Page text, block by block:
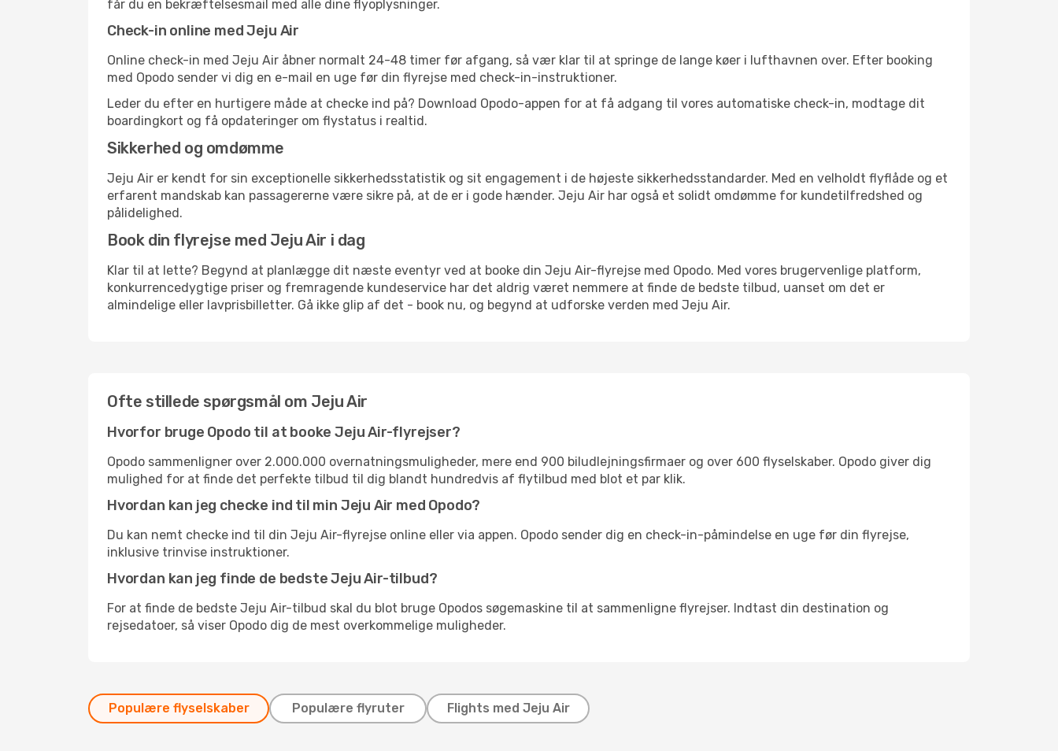
får du en bekræftelsesmail med alle dine flyoplysninger.
Check-in online med Jeju Air
Online check-in med Jeju Air åbner normalt 24-48 timer før afgang, så vær klar til at springe de lange køer i lufthavnen over. Efter booking
med Opodo sender vi dig en e-mail en uge før din flyrejse med check-in-instruktioner.
Leder du efter en hurtigere måde at checke ind på? Download Opodo-appen for at få adgang til vores automatiske check-in, modtage dit
boardingkort og få opdateringer om flystatus i realtid.
Sikkerhed og omdømme
Jeju Air er kendt for sin exceptionelle sikkerhedsstatistik og sit engagement i de højeste sikkerhedsstandarder. Med en velholdt flyflåde og et
erfarent mandskab kan passagererne være sikre på, at de er i gode hænder. Jeju Air har også et solidt omdømme for kundetilfredshed og
pålidelighed.
Book din flyrejse med Jeju Air i dag
Klar til at lette? Begynd at planlægge dit næste eventyr ved at booke din Jeju Air-flyrejse med Opodo. Med vores brugervenlige platform,
konkurrencedygtige priser og fremragende kundeservice har det aldrig været nemmere at finde de bedste tilbud, uanset om det er
almindelige eller lavprisbilletter. Gå ikke glip af det - book nu, og begynd at udforske verden med Jeju Air.
Ofte stillede spørgsmål om Jeju Air
Hvorfor bruge Opodo til at booke Jeju Air-flyrejser?
Opodo sammenligner over 2.000.000 overnatningsmuligheder, mere end 900 biludlejningsfirmaer og over 600 flyselskaber. Opodo giver dig
mulighed for at finde det perfekte tilbud til dig blandt hundredvis af flytilbud med blot et par klik.
Hvordan kan jeg checke ind til min Jeju Air med Opodo?
Du kan nemt checke ind til din Jeju Air-flyrejse online eller via appen. Opodo sender dig en check-in-påmindelse en uge før din flyrejse,
inklusive trinvise instruktioner.
Hvordan kan jeg finde de bedste Jeju Air-tilbud?
For at finde de bedste Jeju Air-tilbud skal du blot bruge Opodos søgemaskine til at sammenligne flyrejser. Indtast din destination og
rejsedatoer, så viser Opodo dig de mest overkommelige muligheder.
Populære flyselskaber Populære flyruter Flights med Jeju Air